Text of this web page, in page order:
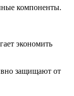
компоненты.
экономить
защищают от